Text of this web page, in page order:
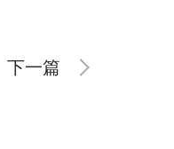
下一篇